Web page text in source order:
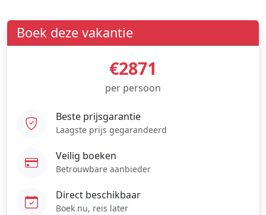
Boek deze vakantie
€2871
per persoon
Beste prijsgarantie
Laagste prijs gegarandeerd
Veilig boeken
Betrouwbare aanbieder
Direct beschikbaar
Boek nu, reis later